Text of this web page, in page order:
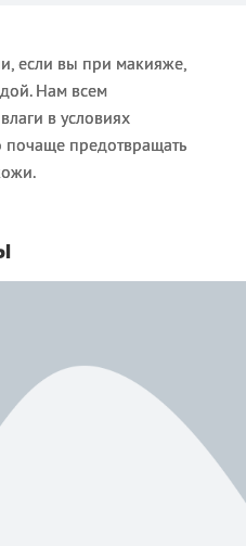
если вы при макияже,
Нам всем
в условиях
почаще предотвращать